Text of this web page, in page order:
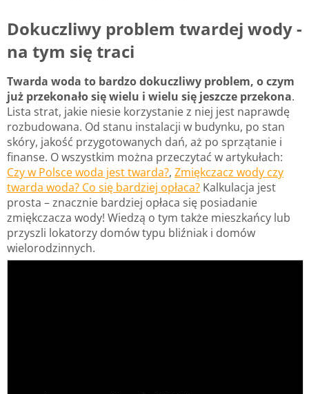
Dokuczliwy problem twardej wody -
na tym się traci
Twarda woda to bardzo dokuczliwy problem, o czym
już przekonało się wielu i wielu się jeszcze przekona.
Lista strat, jakie niesie korzystanie z niej jest naprawdę
rozbudowana. Od stanu instalacji w budynku, po stan
skóry, jakość przygotowanych dań, aż po sprzątanie i
finanse. O wszystkim można przeczytać w artykułach:
Czy w Polsce woda jest twarda?, Zmiękczacz wody czy
twarda woda? Co się bardziej opłaca? Kalkulacja jest
prosta – znacznie bardziej opłaca się posiadanie
zmiękczacza wody! Wiedzą o tym także mieszkańcy lub
przyszli lokatorzy domów typu bliźniak i domów
wielorodzinnych.